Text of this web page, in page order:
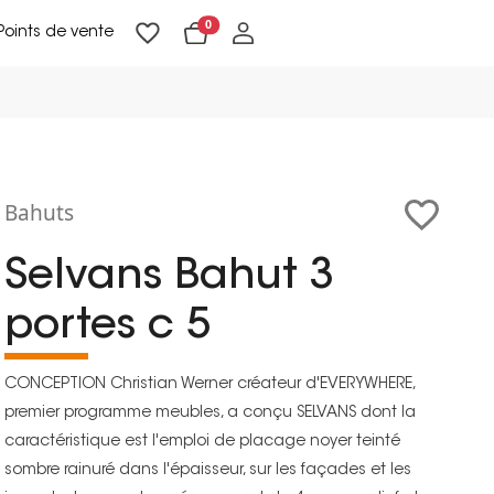
de vente 0
Bahuts
Selvans Bahut 3
portes c 5
CONCEPTION Christian Werner créateur d'EVERYWHERE,
premier programme meubles, a conçu SELVANS dont la
caractéristique est l'emploi de placage noyer teinté
sombre rainuré dans l'épaisseur, sur les façades et les